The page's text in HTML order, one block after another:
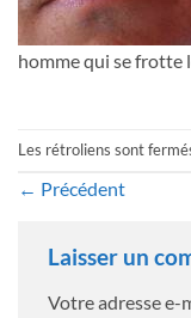
homme qui se frotte
Les rétroliens sont
← Précédent
Laisser un
Votre adresse e-